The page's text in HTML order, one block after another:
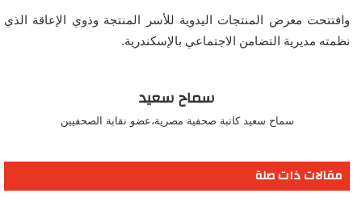
وافتتحت معرض المنتجات اليدوية للأسر المنتجة وذوي الإعاقة الذي
نظمته مديرية التضامن الاجتماعي بالإسكندرية.
سماح سعيد
سماح سعيد كاتبة صحفية مصرية،عضو نقابة الصحفيين
مقالات ذات صلة